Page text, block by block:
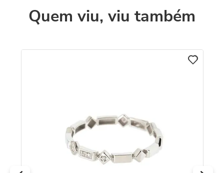
Quem viu, viu também